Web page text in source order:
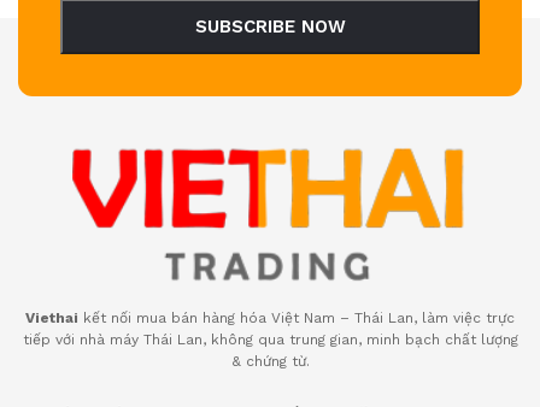
SUBSCRIBE NOW
Viethai kết nối mua bán hàng hóa Việt Nam – Thái Lan, làm việc trực
tiếp với nhà máy Thái Lan, không qua trung gian, minh bạch chất lượng
& chứng từ.